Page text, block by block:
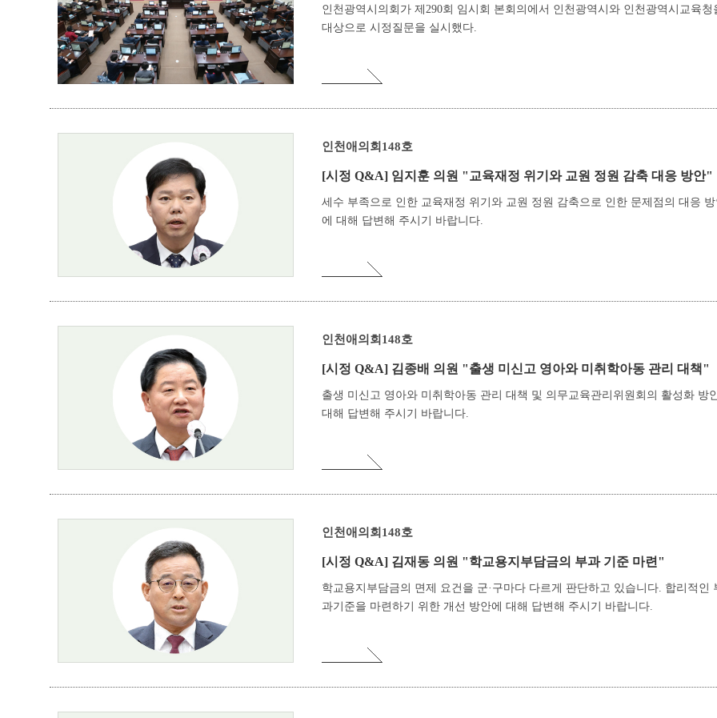
인천광역시의회가 제290회 임시회 본회의에서 인천광역시와 인천광역시교육청
대상으로 시정질문을 실시했다.
인천애의회148호
[시정 Q&A] 임지훈 의원 "교육재정 위기와 교원 정원 감축 대응 방안"
세수 부족으로 인한 교육재정 위기와 교원 정원 감축으로 인한 문제점의 대응
에 대해 답변해 주시기 바랍니다.
인천애의회148호
[시정 Q&A] 김종배 의원 "출생 미신고 영아와 미취학아동 관리 대책"
출생 미신고 영아와 미취학아동 관리 대책 및 의무교육관리위원회의 활성화 방
대해 답변해 주시기 바랍니다.
인천애의회148호
[시정 Q&A] 김재동 의원 "학교용지부담금의 부과 기준 마련"
학교용지부담금의 면제 요건을 군·구마다 다르게 판단하고 있습니다. 합리적인
과기준을 마련하기 위한 개선 방안에 대해 답변해 주시기 바랍니다.